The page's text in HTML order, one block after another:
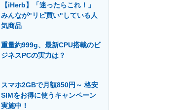
マーケ×ITの今がよく分かる
建設×テクノロジーの最前線
【iHerb】「迷ったらこれ！」
みんなが"リピ買い"している人
気商品
重量約999g、最新CPU搭載のビ
ジネスPCの実力は？
スマホ2GBで月額850円～ 格安
SIMをお得に使うキャンペーン
実施中！